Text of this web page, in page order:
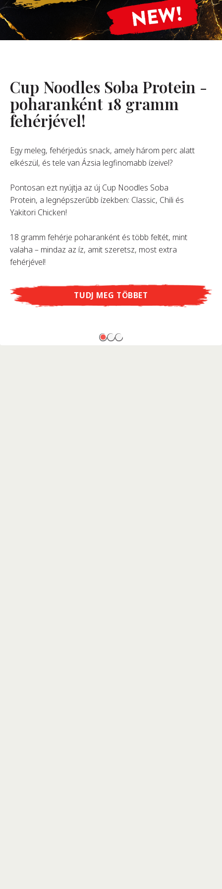
Rólunk
Karrier
GYIK
Cup Noodles Soba Protein -
poharanként 18 gramm
fehérjével!
Egy meleg, fehérjedús snack, amely három perc alatt
elkészül, és tele van Ázsia legfinomabb ízeivel?
Pontosan ezt nyújtja az új Cup Noodles Soba
Protein, a legnépszerűbb ízekben: Classic, Chili és
Yakitori Chicken!
18 gramm fehérje poharanként és több feltét, mint
valaha – mindaz az íz, amit szeretsz, most extra
fehérjével!
TUDJ MEG TÖBBET